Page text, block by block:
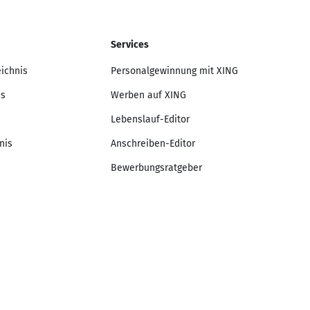
Services
Personalgewinnung mit XING
Werben auf XING
Lebenslauf-Editor
Anschreiben-Editor
Bewerbungsratgeber